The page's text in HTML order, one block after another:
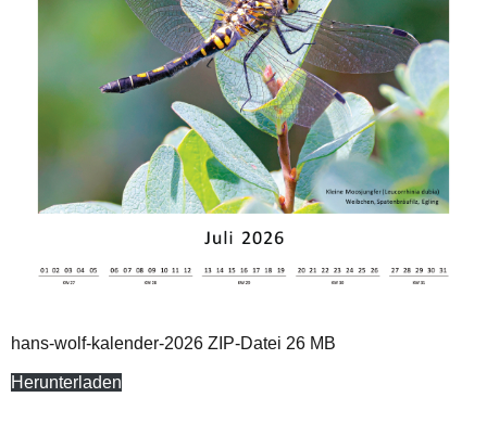
hans-wolf-kalender-2026 ZIP-Datei 26 MB
Herunterladen